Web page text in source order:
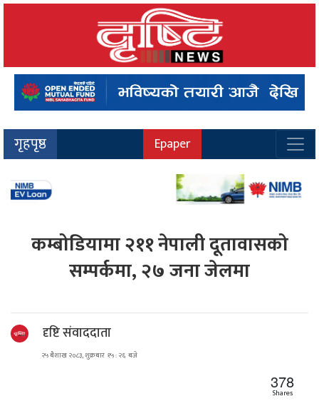
गृहपृष्ठ Epaper
कम्बोडियामा २११ नेपाली दूतावासको
सम्पर्कमा, २७ जना जेलमा
दृष्टि संवाददाता
२५ बैशाख २०८३, शुक्रबार १५ : २६ बजे
378
Shares